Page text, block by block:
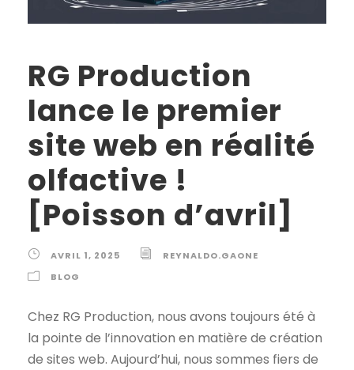
RG Production
lance le premier
site web en réalité
olfactive !
[Poisson d’avril]
AVRIL 1, 2025
REYNALDO.GAONE
BLOG
Chez RG Production, nous avons toujours été à
la pointe de l’innovation en matière de création
de sites web. Aujourd’hui, nous sommes fiers de